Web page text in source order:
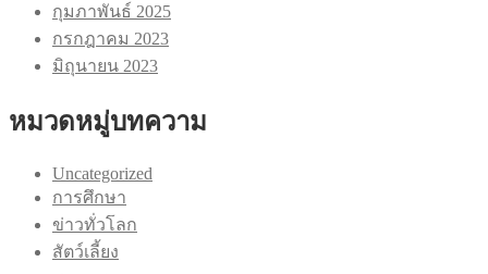
กุมภาพันธ์ 2025
กรกฎาคม 2023
มิถุนายน 2023
หมวดหมู่บทความ
Uncategorized
การศึกษา
ข่าวทั่วโลก
สัตว์เลี้ยง